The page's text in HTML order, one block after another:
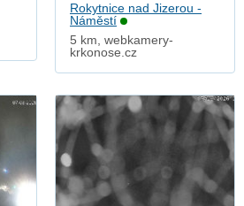
Rokytnice nad Jizerou -
Náměstí
5 km, webkamery-
krkonose.cz